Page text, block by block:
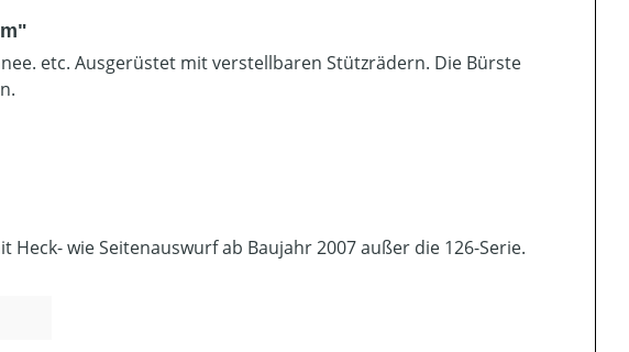
etc. Ausgerüstet mit verstellbaren Stützrädern. Die Bürste
wie Seitenauswurf ab Baujahr 2007 außer die 126-Serie.